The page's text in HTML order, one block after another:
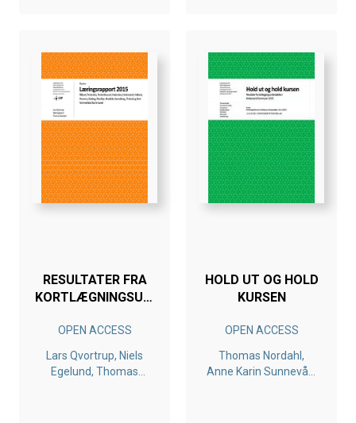
RESULTATER FRA
KORTLÆGNINGSUNDERSØGELSE
KOMMUNER 2015
OPEN ACCESS
Lars Qvortrup, Niels
Egelund, Thomas
HOLD UT OG HOLD
KURSEN
OPEN ACCESS
Thomas Nordahl,
Anne Karin Sunnevåg,